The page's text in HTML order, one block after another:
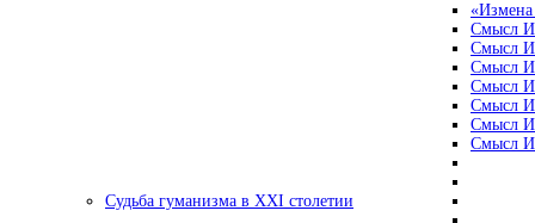
«Измена
Смысл
Смысл
Смысл
Смысл
Смысл
Смысл
Смысл
Судьба гуманизма в XXI столетии